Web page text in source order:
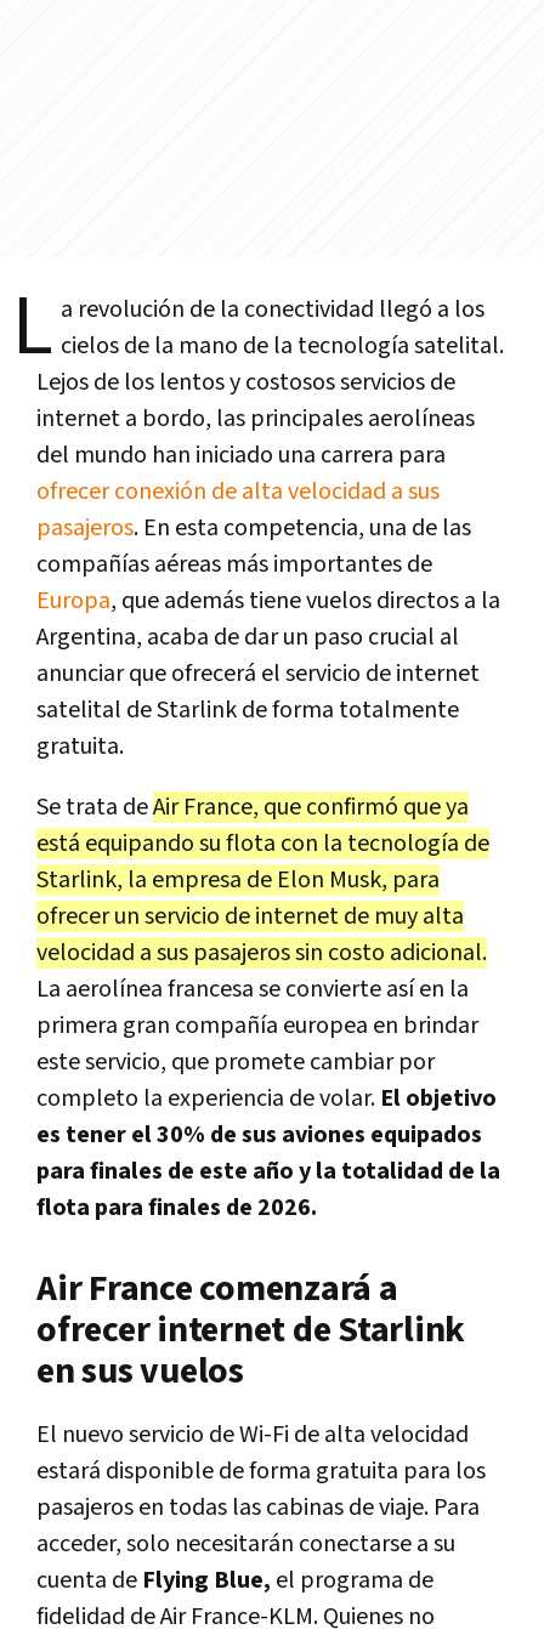
L a revolución de la conectividad llegó a los
cielos de la mano de la tecnología satelital.
Lejos de los lentos y costosos servicios de
internet a bordo, las principales aerolíneas
del mundo han iniciado una carrera para
ofrecer conexión de alta velocidad a sus
pasajeros. En esta competencia, una de las
compañías aéreas más importantes de
Europa, que además tiene vuelos directos a la
Argentina, acaba de dar un paso crucial al
anunciar que ofrecerá el servicio de internet
satelital de Starlink de forma totalmente
gratuita.
Se trata deAir France, que confirmó que ya
está equipando su flota con la tecnología de
Starlink, la empresa de Elon Musk, para
ofrecer un servicio de internet de muy alta
velocidad a sus pasajeros sin costo adicional.
La aerolínea francesa se convierte así en la
primera gran compañía europea en brindar
este servicio, que promete cambiar por
completo la experiencia de volar. El objetivo
es tener el 30% de sus aviones equipados
para finales de este año y la totalidad de la
flota para finales de 2026.
Air France comenzará a
ofrecer internet de Starlink
en sus vuelos
El nuevo servicio de Wi-Fi de alta velocidad
estará disponible de forma gratuita para los
pasajeros en todas las cabinas de viaje. Para
acceder, solo necesitarán conectarse a su
cuenta de Flying Blue, el programa de
fidelidad de Air France-KLM. Quienes no